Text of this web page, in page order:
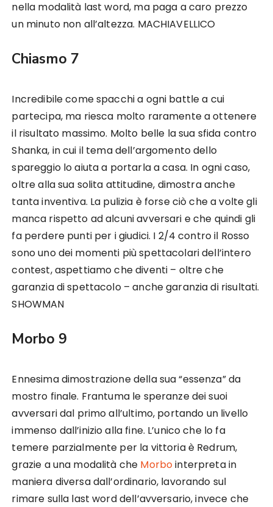
nella modalità last word, ma paga a caro prezzo
un minuto non all’altezza. MACHIAVELLICO
Chiasmo 7
Incredibile come spacchi a ogni battle a cui
partecipa, ma riesca molto raramente a ottenere
il risultato massimo. Molto belle la sua sfida contro
Shanka, in cui il tema dell’argomento dello
spareggio lo aiuta a portarla a casa. In ogni caso,
oltre alla sua solita attitudine, dimostra anche
tanta inventiva. La pulizia è forse ciò che a volte gli
manca rispetto ad alcuni avversari e che quindi gli
fa perdere punti per i giudici. I 2/4 contro il Rosso
sono uno dei momenti più spettacolari dell’intero
contest, aspettiamo che diventi – oltre che
garanzia di spettacolo – anche garanzia di risultati.
SHOWMAN
Morbo 9
Ennesima dimostrazione della sua “essenza” da
mostro finale. Frantuma le speranze dei suoi
avversari dal primo all’ultimo, portando un livello
immenso dall’inizio alla fine. L’unico che lo fa
temere parzialmente per la vittoria è Redrum,
grazie a una modalità che Morbointerpreta in
maniera diversa dall’ordinario, lavorando sul
rimare sulla last word dell’avversario, invece che